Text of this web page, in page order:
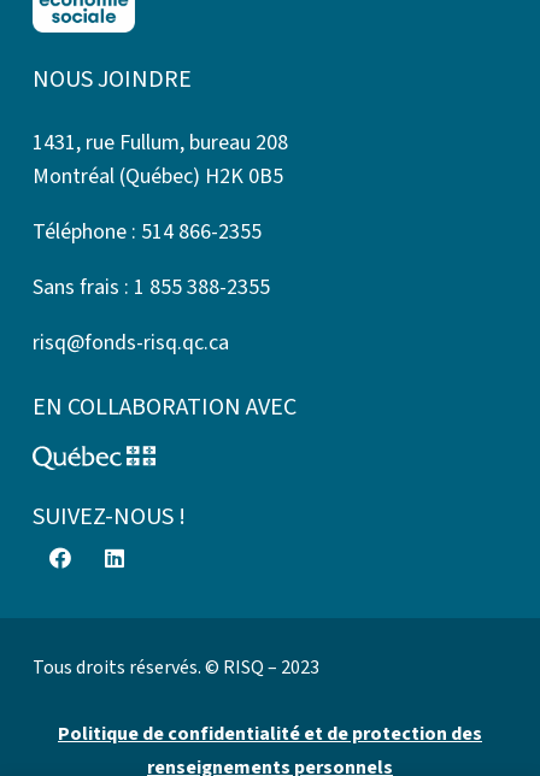
NOUS JOINDRE
1431, rue Fullum, bureau 208
Montréal (Québec) H2K 0B5
Téléphone : 514 866-2355
Sans frais : 1 855 388-2355
risq@fonds-risq.qc.ca
EN COLLABORATION AVEC
SUIVEZ-NOUS !
Tous droits réservés. © RISQ – 2023
Politique de confidentialité et de protection des
renseignements personnels